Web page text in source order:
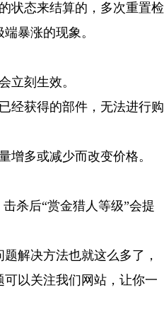
状态来结算的，多次重置检
暴涨的现象。
立刻生效。
经获得的部件，无法进行购
增多或减少而改变价格。
杀后“赏金猎人等级”会提
解决方法也就这么多了，
以关注我们网站，让你一